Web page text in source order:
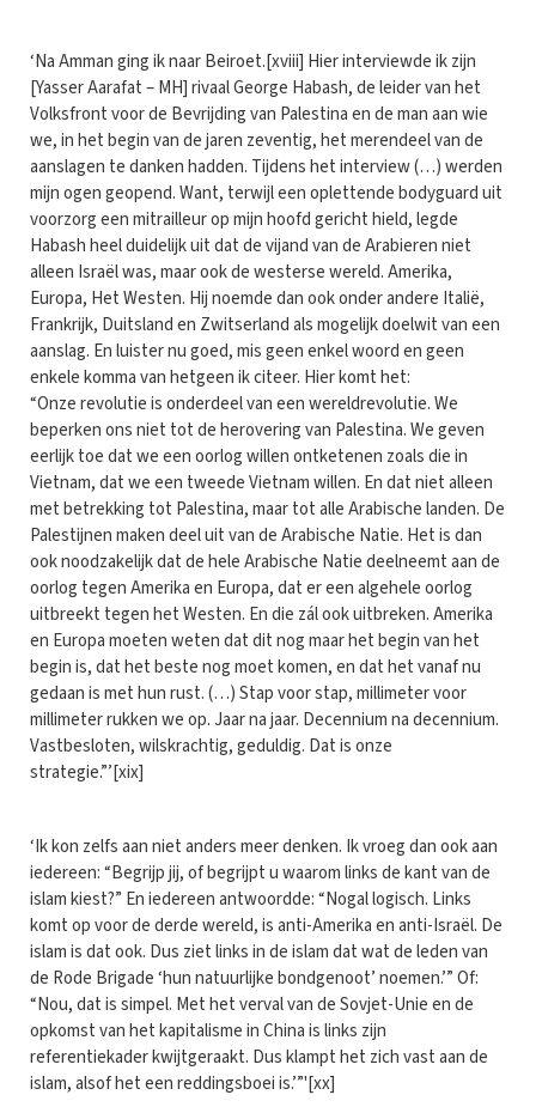
‘Na Amman ging ik naar Beiroet.[xviii] Hier interviewde ik zijn
[Yasser Aarafat – MH] rivaal George Habash, de leider van het
Volksfront voor de Bevrijding van Palestina en de man aan wie
we, in het begin van de jaren zeventig, het merendeel van de
aanslagen te danken hadden. Tijdens het interview (…) werden
mijn ogen geopend. Want, terwijl een oplettende bodyguard uit
voorzorg een mitrailleur op mijn hoofd gericht hield, legde
Habash heel duidelijk uit dat de vijand van de Arabieren niet
alleen Israël was, maar ook de westerse wereld. Amerika,
Europa, Het Westen. Hij noemde dan ook onder andere Italië,
Frankrijk, Duitsland en Zwitserland als mogelijk doelwit van een
aanslag. En luister nu goed, mis geen enkel woord en geen
enkele komma van hetgeen ik citeer. Hier komt het:
“Onze revolutie is onderdeel van een wereldrevolutie. We
beperken ons niet tot de herovering van Palestina. We geven
eerlijk toe dat we een oorlog willen ontketenen zoals die in
Vietnam, dat we een tweede Vietnam willen. En dat niet alleen
met betrekking tot Palestina, maar tot alle Arabische landen. De
Palestijnen maken deel uit van de Arabische Natie. Het is dan
ook noodzakelijk dat de hele Arabische Natie deelneemt aan de
oorlog tegen Amerika en Europa, dat er een algehele oorlog
uitbreekt tegen het Westen. En die zál ook uitbreken. Amerika
en Europa moeten weten dat dit nog maar het begin van het
begin is, dat het beste nog moet komen, en dat het vanaf nu
gedaan is met hun rust. (…) Stap voor stap, millimeter voor
millimeter rukken we op. Jaar na jaar. Decennium na decennium.
Vastbesloten, wilskrachtig, geduldig. Dat is onze
strategie.”’[xix]
‘Ik kon zelfs aan niet anders meer denken. Ik vroeg dan ook aan
iedereen: “Begrijp jij, of begrijpt u waarom links de kant van de
islam kiest?” En iedereen antwoordde: “Nogal logisch. Links
komt op voor de derde wereld, is anti-Amerika en anti-Israël. De
islam is dat ook. Dus ziet links in de islam dat wat de leden van
de Rode Brigade ‘hun natuurlijke bondgenoot’ noemen.’” Of:
“Nou, dat is simpel. Met het verval van de Sovjet-Unie en de
opkomst van het kapitalisme in China is links zijn
referentiekader kwijtgeraakt. Dus klampt het zich vast aan de
islam, alsof het een reddingsboei is.’”'[xx]